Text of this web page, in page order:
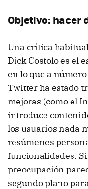
Objetivo: hacer
Una crítica
Dick Costolo es el
en lo que a
Twitter ha estado
mejoras (como el
introduce
los usuarios nada
resúmenes
funcionalidades.
preocupación
segundo plano